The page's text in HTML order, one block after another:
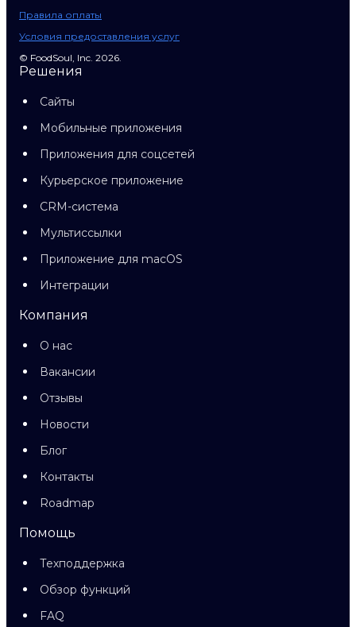
Правила оплаты
Условия предоставления услуг
© FoodSoul, Inc. 2026.
Решения
Сайты
Мобильные приложения
Приложения для соцсетей
Курьерское приложение
CRM-система
Мультиссылки
Приложение для macOS
Интеграции
Компания
О нас
Вакансии
Отзывы
Новости
Блог
Контакты
Roadmap
Помощь
Техподдержка
Обзор функций
FAQ